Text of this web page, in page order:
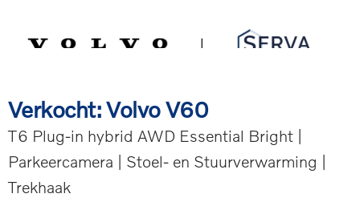
Verkocht: Volvo V60
T6 Plug-in hybrid AWD Essential Bright |
Parkeercamera | Stoel- en Stuurverwarming |
Trekhaak